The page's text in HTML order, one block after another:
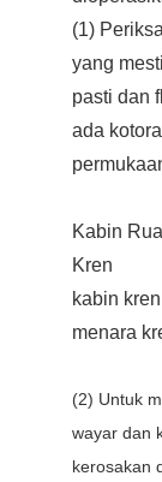
(1)
yang
pasti dan
ada
Kabin
Kren
kabin
menara
(2) Untuk
wayar dan
kerosakan